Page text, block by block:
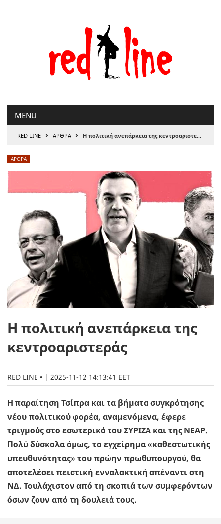
MENU
RED LINE › ΑΡΘΡΑ › Η πολιτική ανεπάρκεια της κεντροαριστεράς
ΑΡΘΡΑ
Η πολιτική ανεπάρκεια της
κεντροαριστεράς
RED LINE | 2025-11-12 14:13:41 EET
Η παραίτηση Τσίπρα και τα βήματα συγκρότησης
νέου πολιτικού φορέα, αναμενόμενα, έφερε
τριγμούς στο εσωτερικό του ΣΥΡΙΖΑ και της ΝΕΑΡ.
Πολύ δύσκολα όμως, το εγχείρημα «καθεστωτικής
υπευθυνότητας» του πρώην πρωθυπουργού, θα
αποτελέσει πειστική ενναλακτική απέναντι στη
ΝΔ. Τουλάχιστον από τη σκοπιά των συμφερόντων
όσων ζουν από τη δουλειά τους.